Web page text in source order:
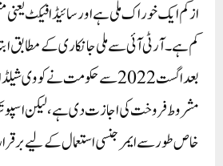
از کم ایک خوراک ملی ہے اور سائیڈ افیکٹ
کم ہے۔ آر ٹی آئی سے ملی جانکاری کے مطابق
بعد اگست 2022 سے حکومت نے کووی
مشروط فروخت کی اجازت دی ہے، لیکن
خاص طور سے ایمرجنسی استعمال کے لیے